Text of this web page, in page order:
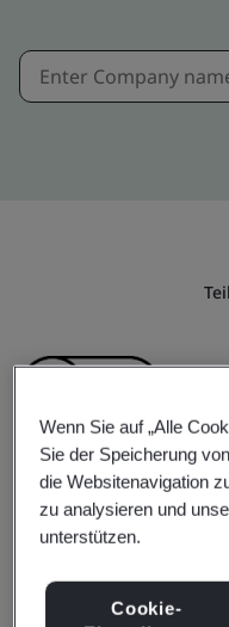
Wenn Sie auf „Alle
Sie der Speicherung
die Websitenavigation
zu analysieren und
unterstützen.
Cookie-